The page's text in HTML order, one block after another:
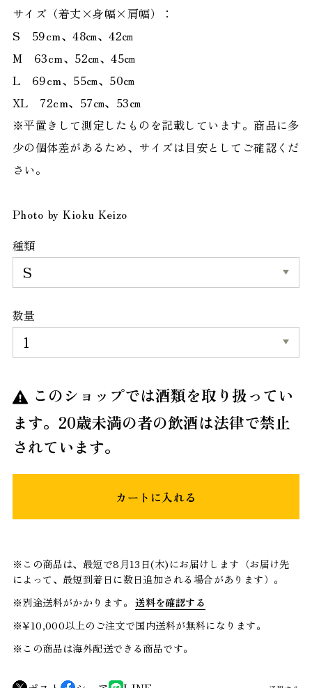
サイズ（着丈×身幅×肩幅）：
S 59cm、48㎝、42㎝
M 63cm、52㎝、45㎝
L 69cm、55㎝、50㎝
XL 72cm、57㎝、53㎝
※平置きして測定したものを記載しています。商品に多
少の個体差があるため、サイズは目安としてご確認くだ
さい。
Photo by Kioku Keizo
種類
数量
このショップでは酒類を取り扱ってい
ます。20歳未満の者の飲酒は法律で禁止
されています。
カートに入れる
※この商品は、最短で8月13日(木)にお届けします（お届け先
によって、最短到着日に数日追加される場合があります）。
※別途送料がかかります。 送料を確認する
※¥10,000以上のご注文で国内送料が無料になります。
※この商品は海外配送できる商品です。